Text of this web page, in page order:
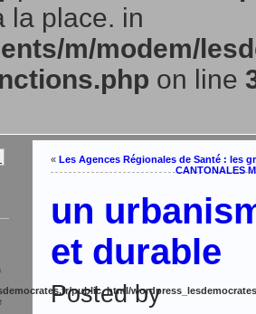
la place. in
m/modem/
on line
public_html/
« Les Agences Régionales de Santé : les
CANTONALES
un
et durable
Posted by